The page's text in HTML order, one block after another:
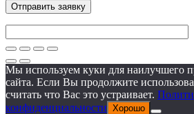
Мы используем куки для наилучшего
сайта. Если Вы продолжите
считать что Вас это устраивает.
конфиденциальности Хорошо